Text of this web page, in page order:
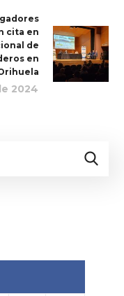
cita en
de
en
2024